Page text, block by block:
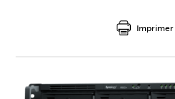
Imprimer